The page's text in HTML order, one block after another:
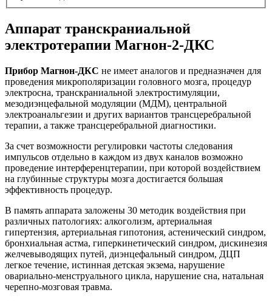
Аппарат транскраниальной
электротерапии Магнон-2-ДКС
Прибор Магнон-ДКС не имеет аналогов и предназначен для
проведения микрополяризации головного мозга, процедур
электросна, транскраниальной электростимуляции,
мезодиэнцефальной модуляции (МДМ), центральной
электроанальгезии и других вариантов трансцеребральной
терапии, а также трансцеребральной диагностики.
За счет возможности регулировки частоты следования
импульсов отдельно в каждом из двух каналов возможно
проведение интерференцтерапии, при которой воздействием
на глубинные структуры мозга достигается большая
эффективность процедур.
В память аппарата заложены 30 методик воздействия при
различных патологиях: алкоголизм, артериальная
гипертензия, артериальная гипотония, астенический синдром,
бронхиальная астма, гиперкинетический синдром, дискинезия
желчевыводящих путей, диэнцефальный синдром, ДЦП
легкое течение, истинная детская экзема, нарушение
овариально-менструального цикла, нарушение сна, натальная
черепно-мозговая травма.